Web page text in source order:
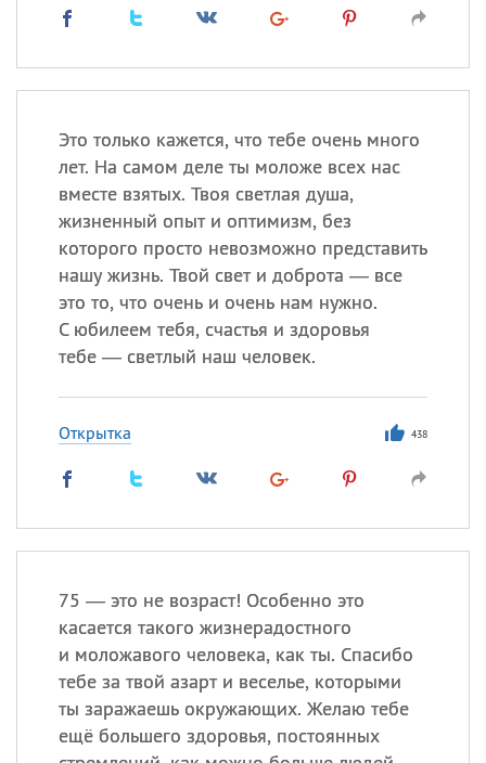
Это только кажется, что тебе очень много
лет. На самом деле ты моложе всех нас
вместе взятых. Твоя светлая душа,
жизненный опыт и оптимизм, без
которого просто невозможно представить
нашу жизнь. Твой свет и доброта — все
это то, что очень и очень нам нужно.
С юбилеем тебя, счастья и здоровья
тебе — светлый наш человек.
Открытка 438
75 — это не возраст! Особенно это
касается такого жизнерадостного
и моложавого человека, как ты. Спасибо
тебе за твой азарт и веселье, которыми
ты заражаешь окружающих. Желаю тебе
ещё большего здоровья, постоянных